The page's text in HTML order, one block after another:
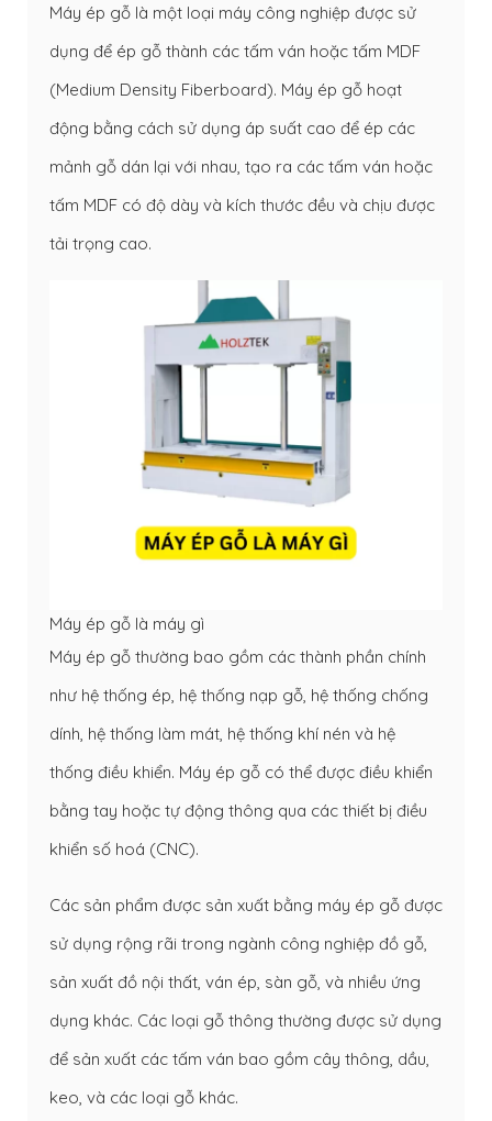
Máy ép gỗ là một loại máy công nghiệp được sử
dụng để ép gỗ thành các tấm ván hoặc tấm MDF
(Medium Density Fiberboard). Máy ép gỗ hoạt
động bằng cách sử dụng áp suất cao để ép các
mảnh gỗ dán lại với nhau, tạo ra các tấm ván hoặc
tấm MDF có độ dày và kích thước đều và chịu được
tải trọng cao.
Máy ép gỗ là máy gì
Máy ép gỗ thường bao gồm các thành phần chính
như hệ thống ép, hệ thống nạp gỗ, hệ thống chống
dính, hệ thống làm mát, hệ thống khí nén và hệ
thống điều khiển. Máy ép gỗ có thể được điều khiển
bằng tay hoặc tự động thông qua các thiết bị điều
khiển số hoá (CNC).
Các sản phẩm được sản xuất bằng máy ép gỗ được
sử dụng rộng rãi trong ngành công nghiệp đồ gỗ,
sản xuất đồ nội thất, ván ép, sàn gỗ, và nhiều ứng
dụng khác. Các loại gỗ thông thường được sử dụng
để sản xuất các tấm ván bao gồm cây thông, dầu,
keo, và các loại gỗ khác.